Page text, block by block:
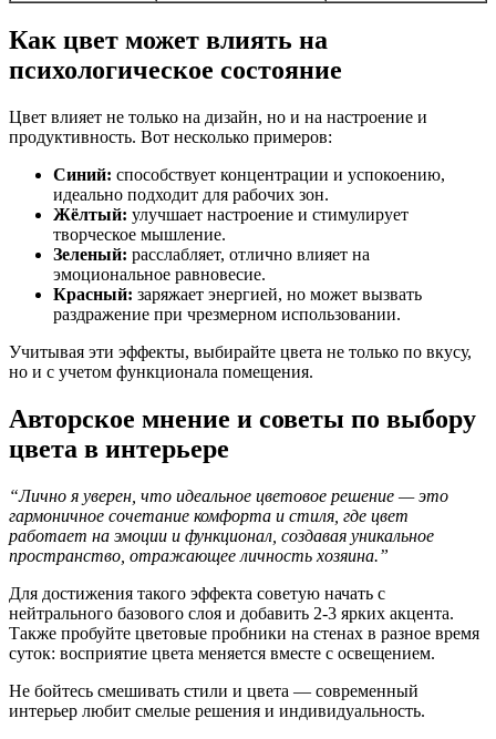
Как цвет может влиять на
психологическое состояние
Цвет влияет не только на дизайн, но и на настроение и
продуктивность. Вот несколько примеров:
Синий: способствует концентрации и успокоению,
идеально подходит для рабочих зон.
Жёлтый: улучшает настроение и стимулирует
творческое мышление.
Зеленый: расслабляет, отлично влияет на
эмоциональное равновесие.
Красный: заряжает энергией, но может вызвать
раздражение при чрезмерном использовании.
Учитывая эти эффекты, выбирайте цвета не только по вкусу,
но и с учетом функционала помещения.
Авторское мнение и советы по выбору
цвета в интерьере
“Лично я уверен, что идеальное цветовое решение — это
гармоничное сочетание комфорта и стиля, где цвет
работает на эмоции и функционал, создавая уникальное
пространство, отражающее личность хозяина.”
Для достижения такого эффекта советую начать с
нейтрального базового слоя и добавить 2-3 ярких акцента.
Также пробуйте цветовые пробники на стенах в разное время
суток: восприятие цвета меняется вместе с освещением.
Не бойтесь смешивать стили и цвета — современный
интерьер любит смелые решения и индивидуальность.